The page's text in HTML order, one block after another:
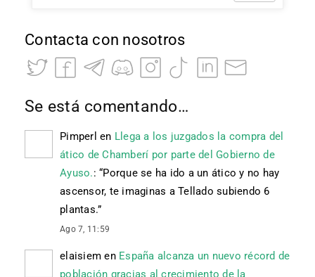
Contacta con nosotros
Se está comentando…
Pimperl en Llega a los juzgados la compra del
ático de Chamberí por parte del Gobierno de
Ayuso.: “Porque se ha ido a un ático y no hay
ascensor, te imaginas a Tellado subiendo 6
plantas.”
Ago 7, 11:59
elaisiem en España alcanza un nuevo récord de
población gracias al crecimiento de la